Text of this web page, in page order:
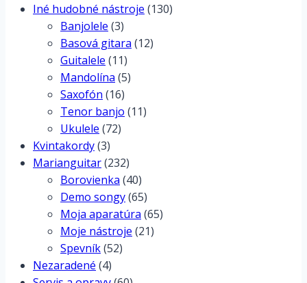
Iné hudobné nástroje (130)
Banjolele (3)
Basová gitara (12)
Guitalele (11)
Mandolína (5)
Saxofón (16)
Tenor banjo (11)
Ukulele (72)
Kvintakordy(3)
Marianguitar(232)
Borovienka (40)
Demo songy(65)
Moja aparatúra (65)
Moje nástroje (21)
Spevník(52)
Nezaradené (4)